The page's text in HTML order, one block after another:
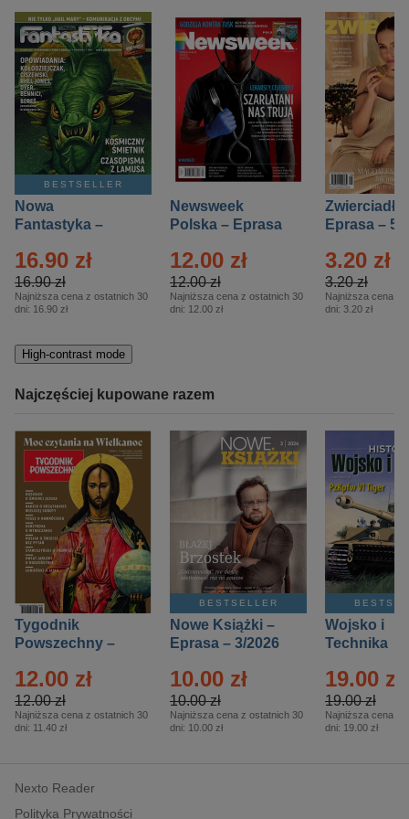
BESTSELLER
Nowa
Fantastyka –
16.90 zł
16.90 zł
Najniższa cena z ostatnich 30
dni: 16.90 zł
Newsweek
Polska – Eprasa
12.00 zł
12.00 zł
Najniższa cena z ostatnich 30
dni: 12.00 zł
Zwierciadło
Eprasa – 5/
3.20 zł
3.20 zł
Najniższa cena z
dni: 3.20 zł
High-contrast mode
Najczęściej kupowane razem
Tygodnik
Powszechny –
12.00 zł
12.00 zł
Najniższa cena z ostatnich 30
dni: 11.40 zł
BESTSELLER
Nowe Książki –
Eprasa – 3/2026
10.00 zł
10.00 zł
Najniższa cena z ostatnich 30
dni: 10.00 zł
Wojsko i
Technika
– 2/2026
19.00 zł
19.00 zł
Najniższa cena z
dni: 19.00 zł
Nexto Reader
Polityka Prywatności